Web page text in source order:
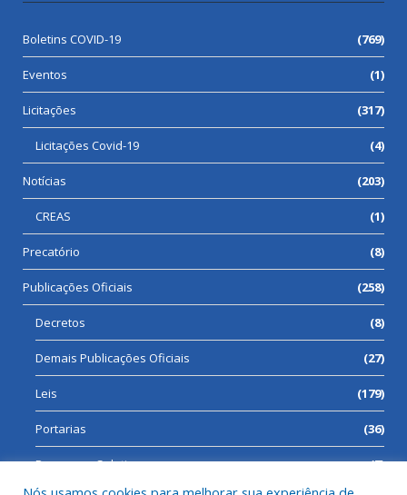
Boletins COVID-19 (769)
Eventos (1)
Licitações (317)
Licitações Covid-19 (4)
Notícias (203)
CREAS (1)
Precatório (8)
Publicações Oficiais (258)
Decretos (8)
Demais Publicações Oficiais (27)
Leis (179)
Portarias (36)
Processos Seletivos (7)